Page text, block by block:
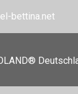
bettina.net